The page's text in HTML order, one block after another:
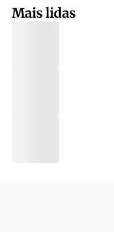
Mais lidas